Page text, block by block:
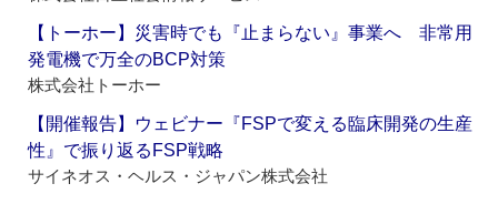
【トーホー】災害時でも『止まらない』事業へ 非常用
発電機で万全のBCP対策
株式会社トーホー
【開催報告】ウェビナー『FSPで変える臨床開発の生産
性』で振り返るFSP戦略
サイネオス・ヘルス・ジャパン株式会社